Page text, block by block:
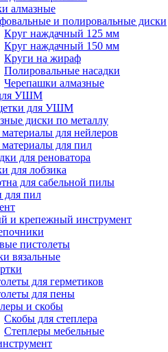
алмазные
и полировальные диски
Круг наждачный 125 мм
Круг наждачный 150 мм
Круги на жираф
Полировальные насадки
Черепашки алмазные
УШМ
для УШМ
диски по металлу
для нейлеров
для пил
для реноватора
для лобзика
для сабельной пилы
для пил
и крепежный инструмент
пистолеты
вязальные
для герметиков
для пены
и скобы
Скобы для степлера
Степлеры мебельные